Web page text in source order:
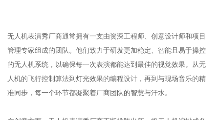
无人机表演秀厂商通常拥有一支由资深工程师、创意设计师和项目
管理专家组成的团队。他们致力于研发更加稳定、智能且易于操控
的无人机系统，以确保每一次表演都能达到最佳的视觉效果。从无
人机的飞行控制算法到灯光效果的编程设计，再到与现场音乐的精
准同步，每一个环节都凝聚着厂商团队的智慧与汗水。